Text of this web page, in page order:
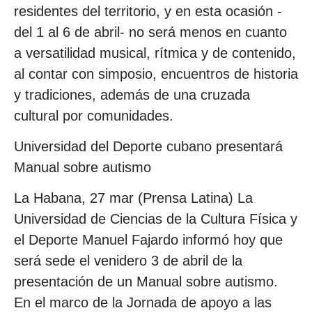
residentes del territorio, y en esta ocasión -
del 1 al 6 de abril- no será menos en cuanto
a versatilidad musical, rítmica y de contenido,
al contar con simposio, encuentros de historia
y tradiciones, además de una cruzada
cultural por comunidades.
Universidad del Deporte cubano presentará
Manual sobre autismo
La Habana, 27 mar (Prensa Latina) La
Universidad de Ciencias de la Cultura Física y
el Deporte Manuel Fajardo informó hoy que
será sede el venidero 3 de abril de la
presentación de un Manual sobre autismo.
En el marco de la Jornada de apoyo a las